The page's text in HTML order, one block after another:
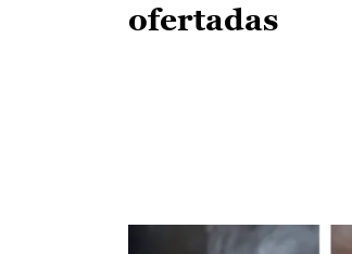
ofertadas